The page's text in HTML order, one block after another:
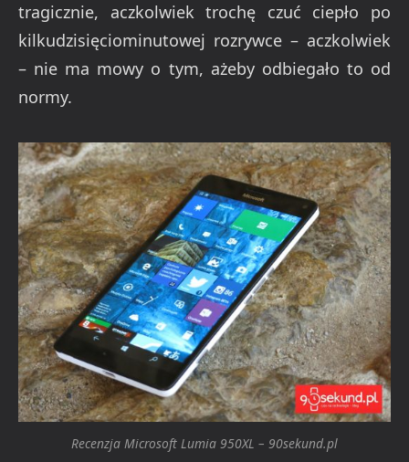
tragicznie, aczkolwiek trochę czuć ciepło po
kilkudzisięciominutowej rozrywce – aczkolwiek
– nie ma mowy o tym, ażeby odbiegało to od
normy.
Recenzja Microsoft Lumia 950XL – 90sekund.pl